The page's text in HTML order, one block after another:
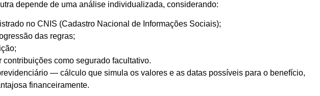
depende de uma análise individualizada, considerando:
no CNIS (Cadastro Nacional de Informações Sociais);
das regras;
como segurado facultativo.
— cálculo que simula os valores e as datas possíveis para o benefício,
financeiramente.